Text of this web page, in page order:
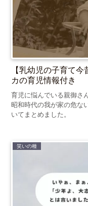
【乳幼児の子育て
カの育児情報付き
育児に悩んでいる親御さ
昭和時代の我が家の危な
いてまとめました。
笑いの種